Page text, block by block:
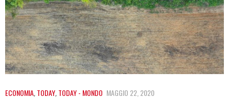
ECONOMIA,TODAY,TODAY - MONDO MAGGIO 22, 2020